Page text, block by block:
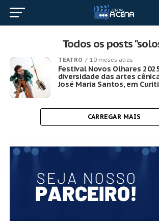
Todos os posts
TEATRO 10 meses atrás
Festival Novos Olhares
diversidade das artes
José Maria Santos, em
CARREGAR MAIS